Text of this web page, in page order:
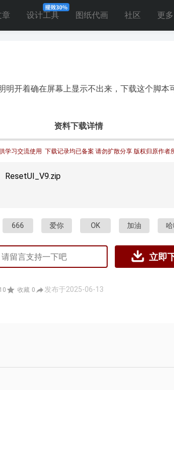
章 设计工具 图纸代画 社区 更多
明开着确在屏幕上显示不出来，下载这个脚本
资料下载详情
学习交流使用  下载记录均已备案 请勿扩散分享 版权归原作者
ResetUI_V9.zip
666 爱你 OK 加油
立即
10 收藏 0 发布于2025-06-13